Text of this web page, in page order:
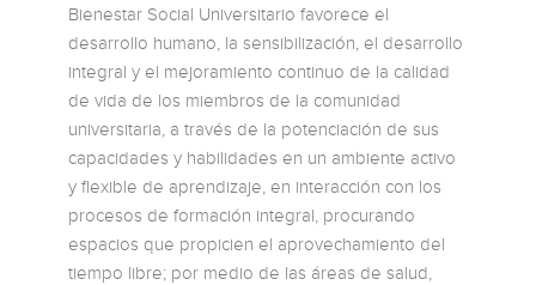
Bienestar Social Universitario favorece el
desarrollo humano, la sensibilización, el desarrollo
integral y el mejoramiento continuo de la calidad
de vida de los miembros de la comunidad
universitaria, a través de la potenciación de sus
capacidades y habilidades en un ambiente activo
y flexible de aprendizaje, en interacción con los
procesos de formación integral, procurando
espacios que propicien el aprovechamiento del
tiempo libre; por medio de las áreas de salud,